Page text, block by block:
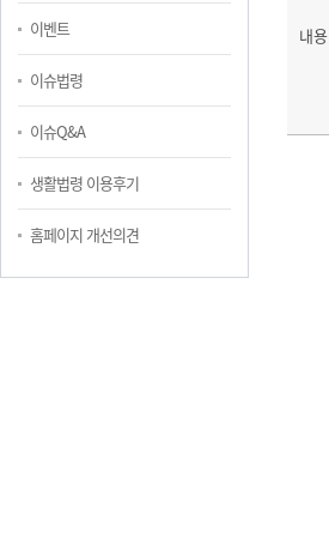
이벤트
이슈법령
이슈Q&A
생활법령 이용후기
홈페이지 개선의견
내용